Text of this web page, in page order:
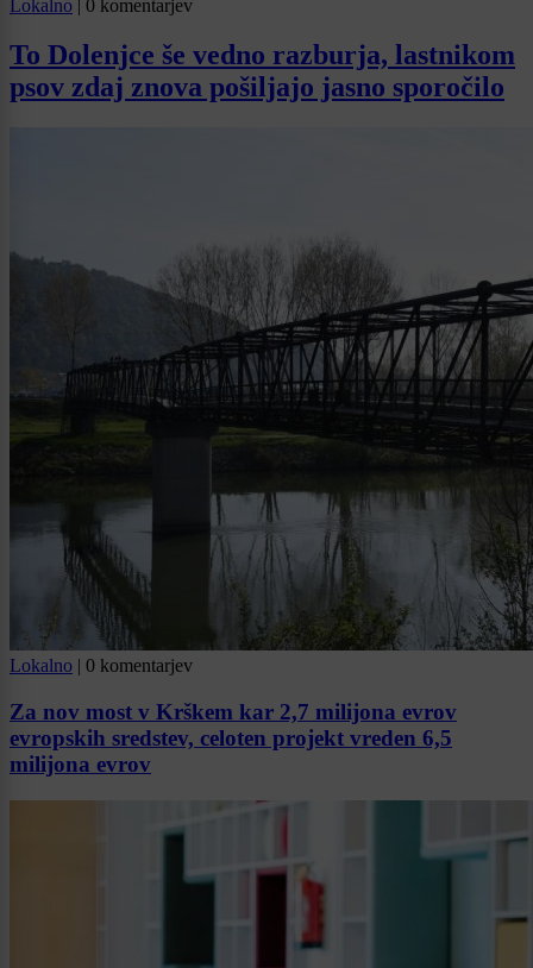
Lokalno | 0 komentarjev
To Dolenjce še vedno razburja, lastnikom
psov zdaj znova pošiljajo jasno sporočilo
Lokalno | 0 komentarjev
Za nov most v Krškem kar 2,7 milijona evrov
evropskih sredstev, celoten projekt vreden 6,5
milijona evrov